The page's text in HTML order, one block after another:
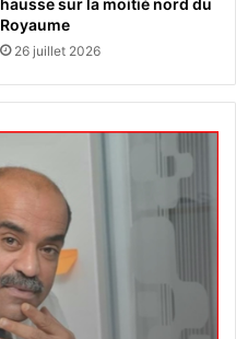
hausse sur la moitié nord du
Royaume
26 juillet 2026